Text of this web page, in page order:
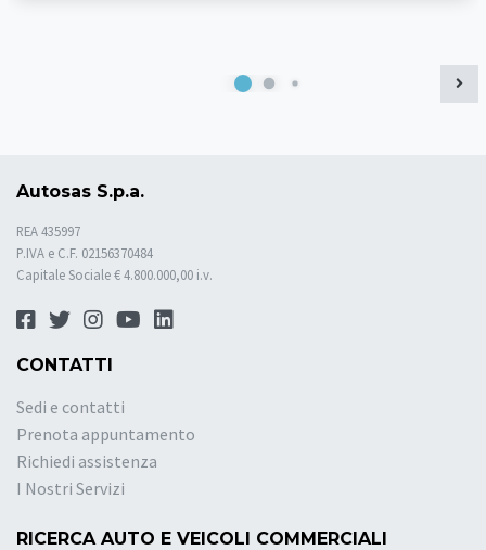
Autosas S.p.a.
REA 435997
P.IVA e C.F. 02156370484
Capitale Sociale € 4.800.000,00 i.v.
CONTATTI
Sedi e contatti
Prenota appuntamento
Richiedi assistenza
I Nostri Servizi
RICERCA AUTO E VEICOLI COMMERCIALI